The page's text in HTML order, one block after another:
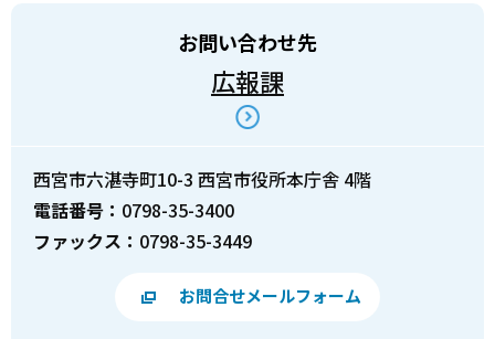
お問い合わせ先
広報課
西宮市六湛寺町10-3 西宮市役所本庁舎 4階
電話番号： 0798-35-3400
ファックス： 0798-35-3449
お問合せメールフォーム